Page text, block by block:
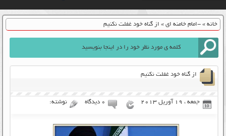
خانه» -امام خامنه ای» از گناه خود غفلت نکنیم
از گناه خود غفلت نکنیم
جمعه ، 19 آوریل 2013 ۰ دیدگاه نوشته: